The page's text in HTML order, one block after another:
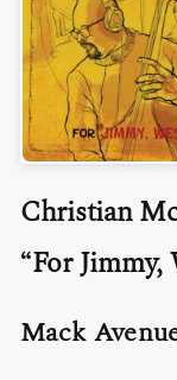
Christian
For Jimmy,
Mack